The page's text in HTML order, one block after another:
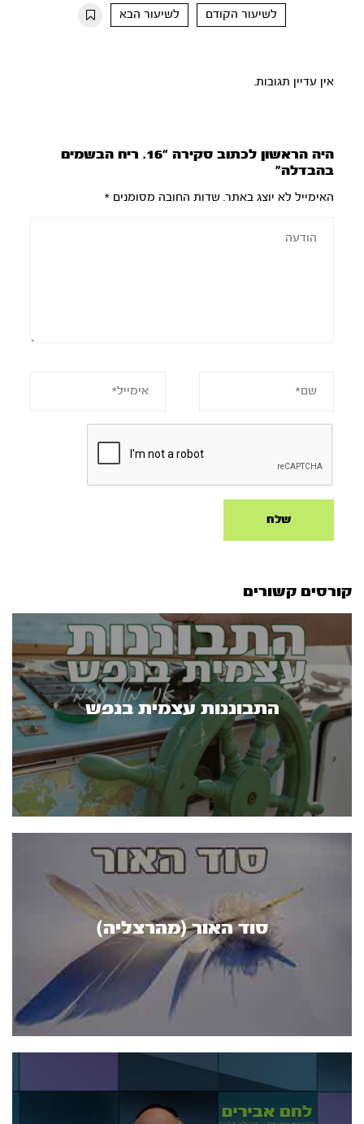
10s
10s
לשיעור הקודם
לשיעור הבא
אין עדיין תגובות.
היה הראשון לכתוב סקירה “16. ריח הבשמים
בהבדלה”
האימייל לא יוצג באתר. שדות החובה מסומנים*
קורסים קשורים
התבוננות עצמית בנפש
סוד האור (מהרצליה)